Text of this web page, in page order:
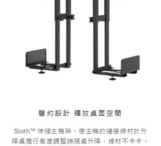
簡約設計 釋放桌面空間
Sloth™ 伸縮主機架，使主機的連接線材於升
降桌進行高度調整時隨桌升降，線材不卡卡 。